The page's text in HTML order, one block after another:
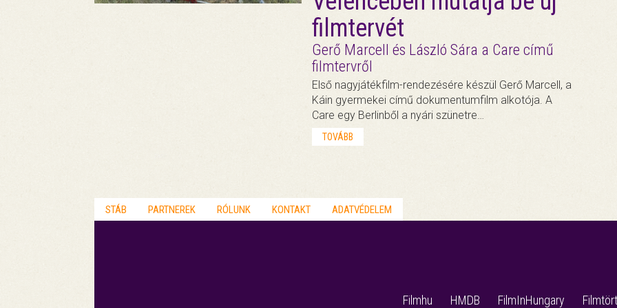
filmtervét
Gerő Marcell és László Sára a Care című
filmtervről
Első nagyjátékfilm-rendezésére készül Gerő Marcell, a
Káin gyermekei című dokumentumfilm alkotója. A
Care egy Berlinből a nyári szünetre…
TOVÁBB
STÁB PARTNEREK RÓLUNK KONTAKT ADATVÉDELEM
Filmhu HMDB FilmInHungary